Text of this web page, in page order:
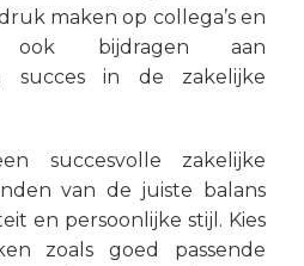
maken op collega’s en
ook bijdragen aan
succes in de zakelijke
succesvolle zakelijke
van de juiste balans
en persoonlijke stijl. Kies
zoals goed passende